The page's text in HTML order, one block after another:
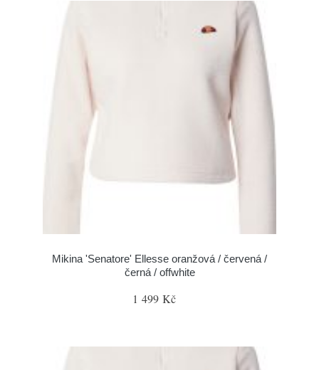
Mikina 'Senatore' Ellesse oranžová / červená /
černá / offwhite
1 499 Kč